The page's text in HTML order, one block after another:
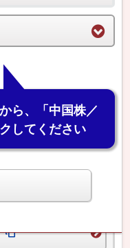
ら、「中国株／
してください
ます。